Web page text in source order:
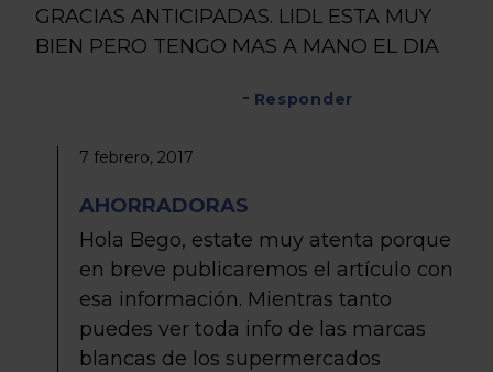
GRACIAS ANTICIPADAS. LIDL ESTA MUY
BIEN PERO TENGO MAS A MANO EL DIA
Responder
7 febrero, 2017
AHORRADORAS
Hola Bego, estate muy atenta porque
en breve publicaremos el artículo con
esa información. Mientras tanto
puedes ver toda info de las marcas
blancas de los supermercados